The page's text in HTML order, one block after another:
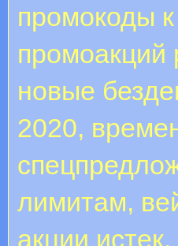
промокоды
промоакций
новые
2020,
лимитам,
акции